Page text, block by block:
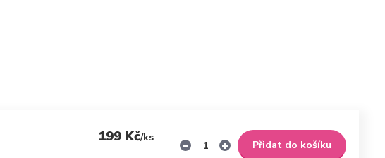
199 Kč/ks
Přidat do košíku